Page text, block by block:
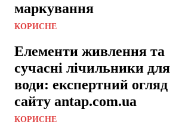
маркування
КОРИСНЕ
Елементи живлення та
сучасні лічильники для
води: експертний огляд
сайту antap.com.ua
КОРИСНЕ